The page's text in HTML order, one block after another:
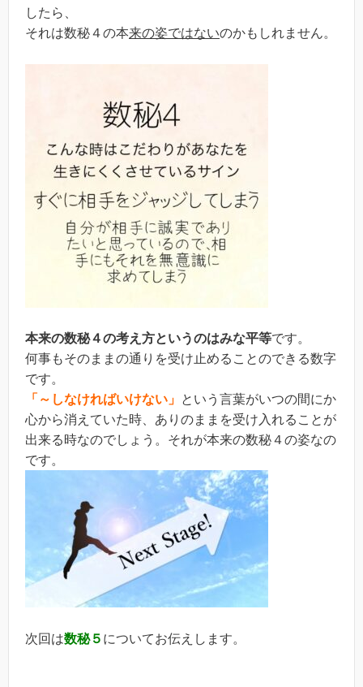
したら、
それは数秘４の本来の姿ではないのかもしれません。
本来の数秘４の考え方というのはみな平等です。
何事もそのままの通りを受け止めることのできる数字
です。
「～しなければいけない」 という言葉がいつの間にか
心から消えていた時、ありのままを受け入れることが
出来る時なのでしょう。それが本来の数秘４の姿なの
です。
次回は数秘５ についてお伝えします。